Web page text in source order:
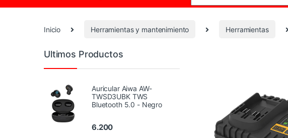
Inicio Herramientas y mantenimiento Herramientas
Ultimos Productos
Auricular Aiwa AW-
TWSD3UBK TWS
Bluetooth 5.0 - Negro
6.200